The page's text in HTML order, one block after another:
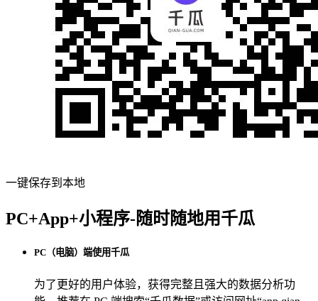
一键保存到本地
PC+App+小程序-随时随地用千瓜
PC（电脑）端使用千瓜
为了更好的用户体验，获得完整且强大的数据分析功